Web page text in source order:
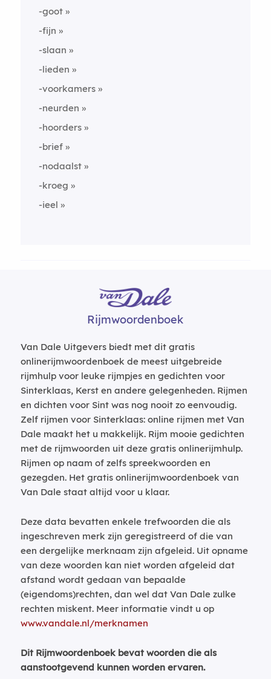
-goot
-fijn
-slaan
-lieden
-voorkamers
-neurden
-hoorders
-brief
-nodaalst
-kroeg
-ieel
Rijmwoordenboek
Van Dale Uitgevers biedt met dit gratis
onlinerijmwoordenboek de meest uitgebreide
rijmhulp voor leuke rijmpjes en gedichten voor
Sinterklaas, Kerst en andere gelegenheden. Rijmen
en dichten voor Sint was nog nooit zo eenvoudig.
Zelf rijmen voor Sinterklaas: online rijmen met Van
Dale maakt het u makkelijk. Rijm mooie gedichten
met de rijmwoorden uit deze gratis onlinerijmhulp.
Rijmen op naam of zelfs spreekwoorden en
gezegden. Het gratis onlinerijmwoordenboek van
Van Dale staat altijd voor u klaar.
Deze data bevatten enkele trefwoorden die als
ingeschreven merk zijn geregistreerd of die van
een dergelijke merknaam zijn afgeleid. Uit opname
van deze woorden kan niet worden afgeleid dat
afstand wordt gedaan van bepaalde
(eigendoms)rechten, dan wel dat Van Dale zulke
rechten miskent. Meer informatie vindt u op
www.vandale.nl/merknamen
Dit Rijmwoordenboek bevat woorden die als
aanstootgevend kunnen worden ervaren.